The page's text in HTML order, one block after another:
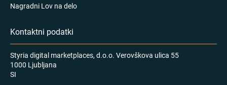
Nagradni Lov na delo
Kontaktni podatki
Styria digital marketplaces, d.o.o. Verovškova ulica 55
1000 Ljubljana
SI